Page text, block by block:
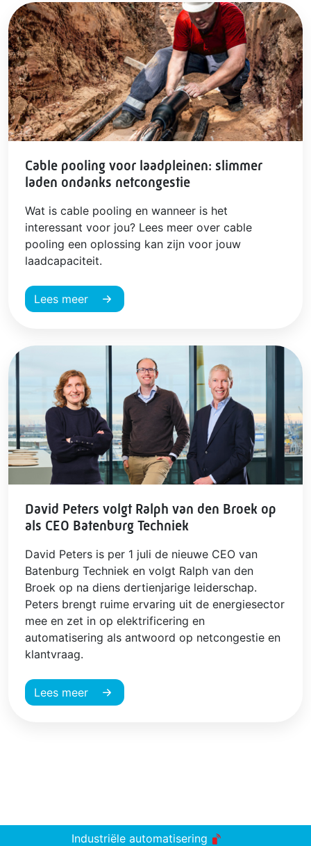
Cable pooling voor laadpleinen: slimmer
laden ondanks netcongestie
Wat is cable pooling en wanneer is het
interessant voor jou? Lees meer over cable
pooling een oplossing kan zijn voor jouw
laadcapaciteit.
Lees meer
David Peters volgt Ralph van den Broek op
als CEO Batenburg Techniek
David Peters is per 1 juli de nieuwe CEO van
Batenburg Techniek en volgt Ralph van den
Broek op na diens dertienjarige leiderschap.
Peters brengt ruime ervaring uit de energiesector
mee en zet in op elektrificering en
automatisering als antwoord op netcongestie en
klantvraag.
Lees meer
Industriële automatisering